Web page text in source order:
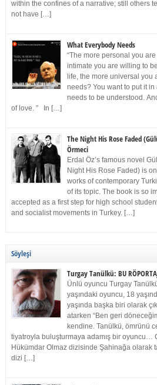
within the confines of a narrative; still others
not have […]
What Everybody Needs
“The more personal you
intimate you are willing to
life, the more universal you
needs? You want to put it
needs to be understood.
of love. ” In […]
The Night His Rose Faded
Örmeci
Erdal Öz’s famous novel
Night His Rose Faded) is
works of contemporary
of its topic. The book is so
accepted as a first step for high school
and socialist movements in Turkey. […]
Söyleşi
Turgay Tanülkü: BU
Ünlü oyuncu Turgay
yaşındaki oyuncu, 18
yaşında başka biri olarak
atarken “Ben geri
kendine. Tanülkü, ömrünü
tiyatroyla buluşturmaya adamış bir oyuncu…
Hükümdar Olmaz dizisinde Şahinağa olarak
dizi […]